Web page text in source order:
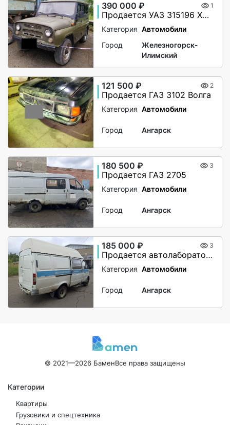
390 000 ₽ 1
Продается УАЗ 315196 Хантер
Категория Автомобили
Город
Железногорск-
Илимский
121 500 ₽ 2
Продается ГАЗ 3102 Волга
Категория Автомобили
Город Ангарск
180 500 ₽ 3
Продается ГАЗ 2705
Категория Автомобили
Город Ангарск
185 000 ₽ 3
Продается автолаборатория ГАЗ 2705
Категория Автомобили
Город Ангарск
© 2021—2026 БаменВсе права защищены
Категории
Квартиры
Грузовики и спецтехника